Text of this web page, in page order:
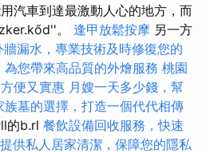
汽車到達最激動人心的地方，而
。 逢甲放鬆按摩 另一方
牆漏水，專業技術及時修復您的
為您帶來高品質的外燴服務 桃園
便又實惠 月嫂一天多少錢，幫
族墓的選擇，打造一個代代相傳
的b.rl 餐飲設備回收服務，快速
提供私人居家清潔，保障您的隱私